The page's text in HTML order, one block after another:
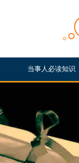
当事人必读知识